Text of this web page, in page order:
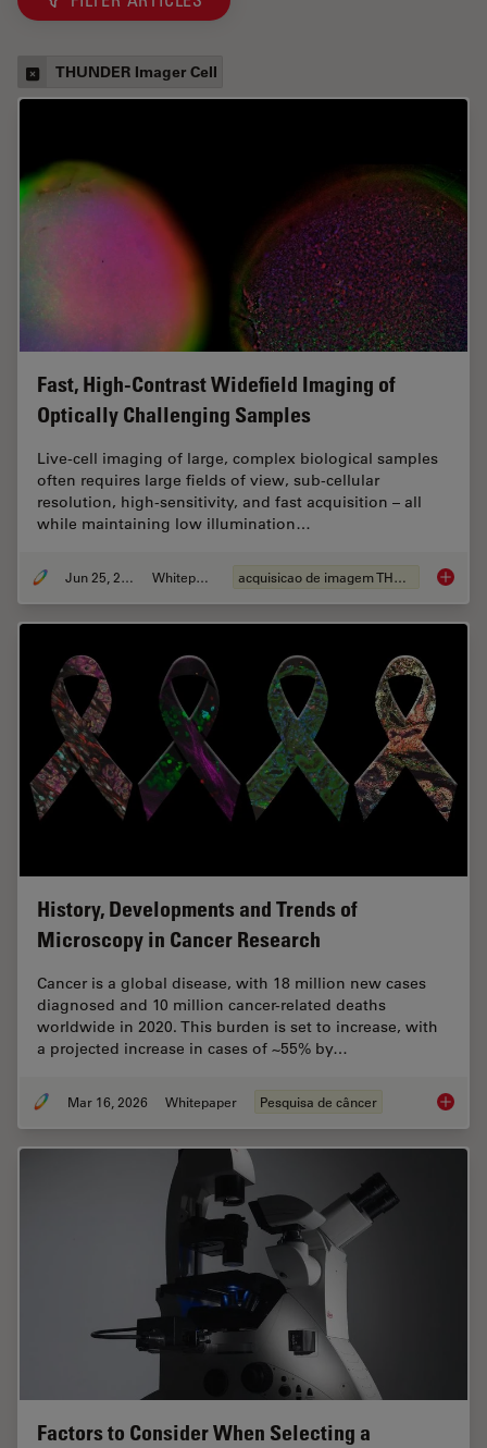
THUNDER Imager Cell
Fast, High-Contrast Widefield Imaging of
Optically Challenging Samples
Live‑cell imaging of large, complex biological samples
often requires large fields of view, sub-cellular
resolution, high-sensitivity, and fast acquisition – all
while maintaining low illumination…
Jun 25, 2026 Whitepaper acquisicao de imagem THUNDER Fast,
History, Developments and Trends of
Microscopy in Cancer Research
Cancer is a global disease, with 18 million new cases
diagnosed and 10 million cancer-related deaths
worldwide in 2020. This burden is set to increase, with
a projected increase in cases of ~55% by…
Mar 16, 2026 Whitepaper Pesquisa de câncer
Factors to Consider When Selecting a